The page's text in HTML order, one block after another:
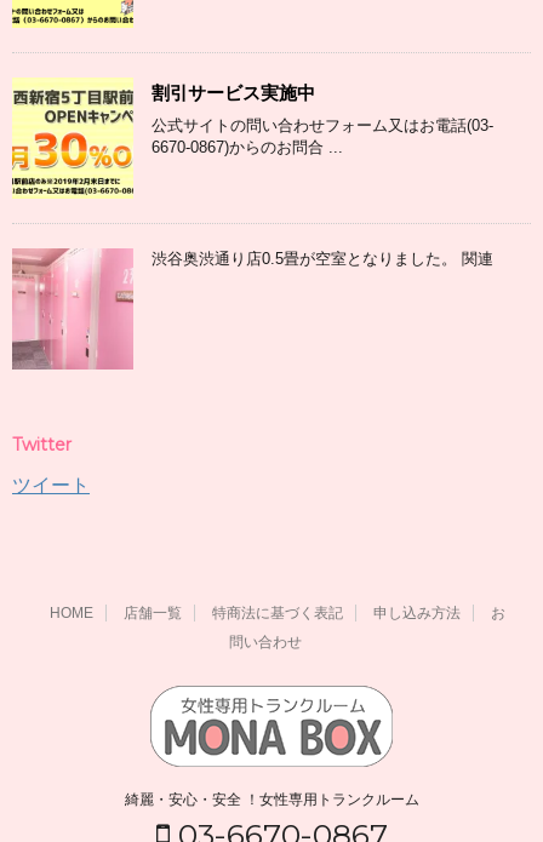
割引サービス実施中
公式サイトの問い合わせフォーム又はお電話(03-
6670-0867)からのお問合 ...
渋谷奥渋通り店0.5畳が空室となりました。 関連
Twitter
ツイート
HOME 店舗一覧 特商法に基づく表記 申し込み方法
お
問い合わせ
綺麗・安心・安全 ！女性専用トランクルーム